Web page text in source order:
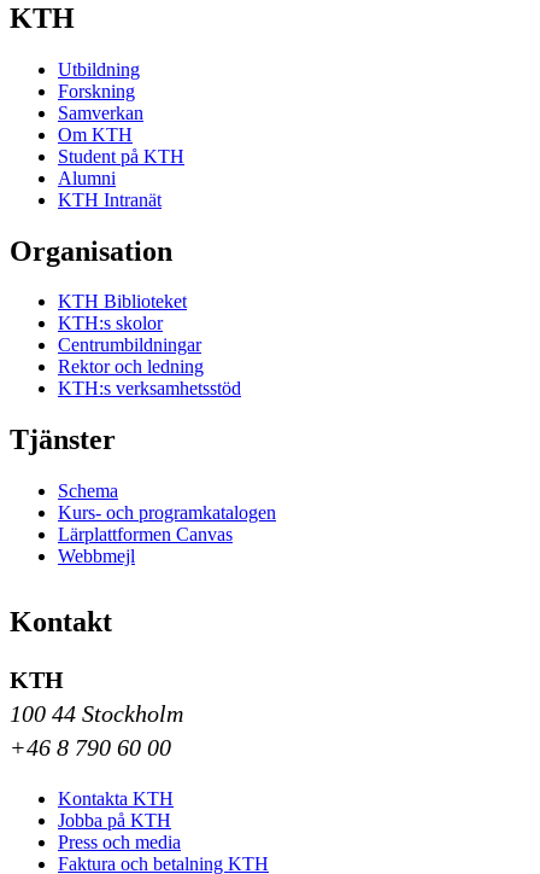
KTH
Utbildning
Forskning
Samverkan
Om KTH
Student på KTH
Alumni
KTH Intranät
Organisation
KTH Biblioteket
KTH:s skolor
Centrumbildningar
Rektor och ledning
KTH:s verksamhetsstöd
Tjänster
Schema
Kurs- och programkatalogen
Lärplattformen Canvas
Webbmejl
Kontakt
KTH
100 44 Stockholm
+46 8 790 60 00
Kontakta KTH
Jobba på KTH
Press och media
Faktura och betalning KTH